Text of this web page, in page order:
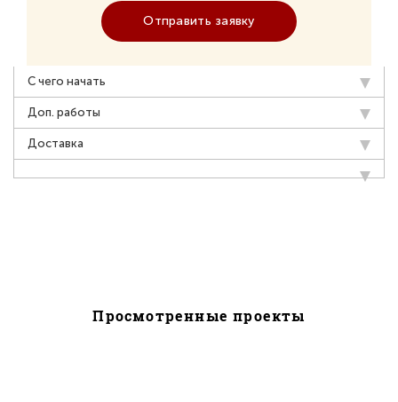
Отправить заявку
С чего начать
Доп. работы
Доставка
Просмотренные проекты